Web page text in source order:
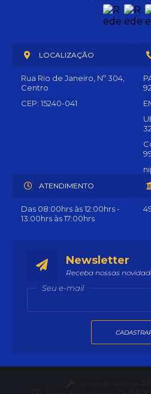
LOCALIZAÇÃO
Rua Rio de Janeiro, Nº 304,
Centro
CEP: 15240-041
ATENDIMENTO
Das 08:00hrs às 12:00hrs -
13:00hrs às 17:00hrs
Newsletter
Receba nossas
Seu e-mail